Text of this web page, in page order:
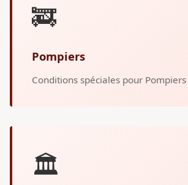
🚒
Pompiers
Conditions spéciales pour Pompiers
🏛️